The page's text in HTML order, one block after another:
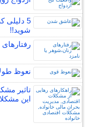
5
شوید!!
نعوظ طولانی
تاثیر
این